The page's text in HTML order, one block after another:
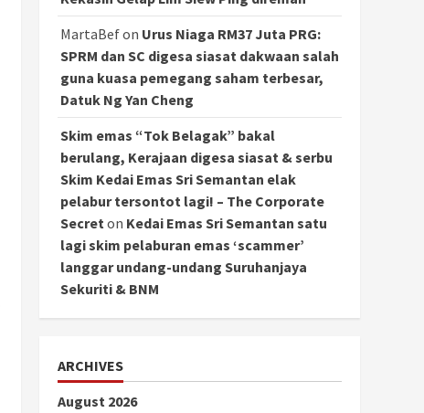
MartaBefon Urus Niaga RM37 Juta PRG:
SPRM dan SC digesa siasat dakwaan salah
guna kuasa pemegang saham terbesar,
Datuk Ng Yan Cheng
Skim emas “Tok Belagak” bakal
berulang, Kerajaan digesa siasat & serbu
Skim Kedai Emas Sri Semantan elak
pelabur tersontot lagi! – The Corporate
Secret on Kedai Emas Sri Semantan satu
lagi skim pelaburan emas ‘scammer’
langgar undang-undang Suruhanjaya
Sekuriti & BNM
ARCHIVES
August 2026